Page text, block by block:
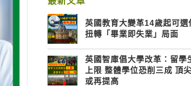
英國教育大變革14歲起可選
扭轉「畢業即失業」局面
英國智庫倡大學改革：留學
上限 整體學位恐削三成 頂
或再提高